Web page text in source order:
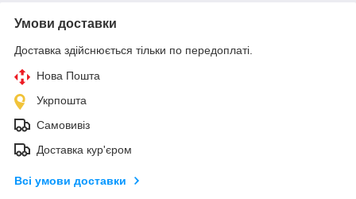
Умови доставки
Доставка здійснюється тільки по передоплаті.
Нова Пошта
Укрпошта
Самовивіз
Доставка кур'єром
Всі умови доставки